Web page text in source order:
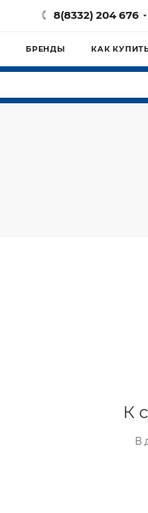
8(8332) 204 676
БРЕНДЫ КАК
К
В